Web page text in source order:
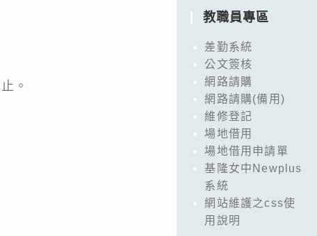
。
教職員專區
差勤系統
公文簽核
網路請購
網路請購(備用)
維修登記
場地借用
場地借用申請單
基隆女中Newplus
系統
網站維護之css使
用說明